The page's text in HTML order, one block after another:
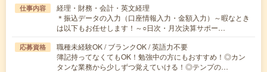
仕事内容
経理・財務・会計・英文経理
＊振込データの入力（口座情報入力・金額入力）～暇なとき
は以下もお任せします！～○日次・月次決算サポー…
応募資格
職種未経験OK / ブランクOK / 英語力不要
簿記持ってなくてもOK！勉強中の方にもおすすめ！◎カン
タンな業務から少しずつ覚えていける！◎テンプの…